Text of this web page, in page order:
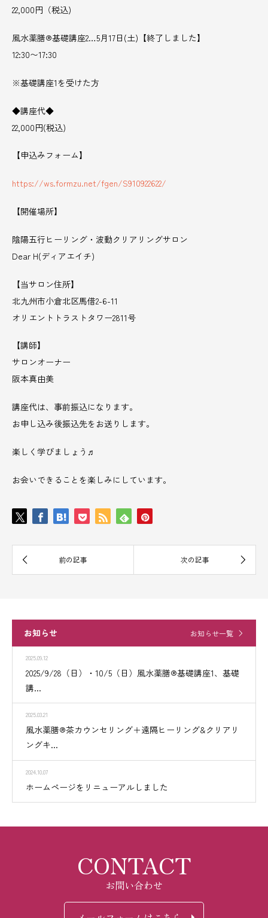
22,000円（税込)
風水薬膳®︎基礎講座2…5月17日(土)【終了しました】
12:30〜17:30
※基礎講座1を受けた方
◆講座代◆
22,000円(税込)
【申込みフォーム】
https://ws.formzu.net/fgen/S910922622/
【開催場所】
陰陽五行ヒーリング・波動クリアリングサロン
Dear H(ディアエイチ)
【当サロン住所】
北九州市小倉北区馬借2-6-11
オリエントトラストタワー2811号
【講師】
サロンオーナー
阪本真由美
講座代は、事前振込になります。
お申し込み後振込先をお送りします。
楽しく学びましょう♬
お会いできることを楽しみにしています。
お知らせ お知らせ一覧
2025.09.12
2025/9/28（日）・10/5（日）風水薬膳®︎基礎講座1、基礎
講...
2025.03.21
風水薬膳®︎茶カウンセリング＋遠隔ヒーリング&クリアリ
ングキ...
2024.10.07
ホームページをリニューアルしました
CONTACT
お問い合わせ